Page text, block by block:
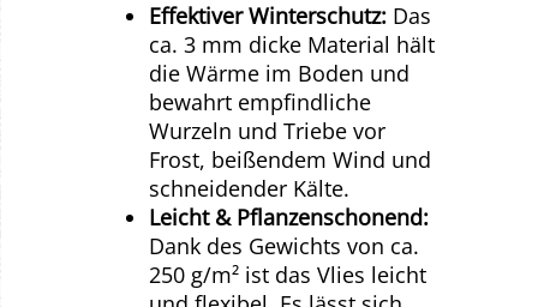
Effektiver Winterschutz: Das
ca. 3 mm dicke Material hält
die Wärme im Boden und
bewahrt empfindliche
Wurzeln und Triebe vor
Frost, beißendem Wind und
schneidender Kälte.
Leicht & Pflanzenschonend:
Dank des Gewichts von ca.
250 g/m² ist das Vlies leicht